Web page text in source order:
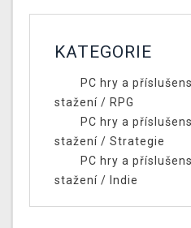
KATEGORIE
PC hry a
stažení / RPG
PC hry a
stažení / Strategie
PC hry a
stažení / Indie